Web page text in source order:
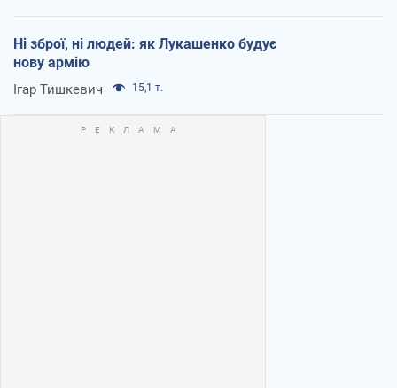
Ні зброї, ні людей: як Лукашенко будує
нову армію
Ігар Тишкевич 15,1 т.